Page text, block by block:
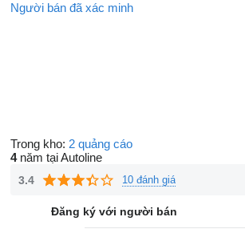
Người bán đã xác minh
Trong kho: 2 quảng cáo
4năm tại Autoline
3.4 10 đánh giá
Đăng ký với người bán